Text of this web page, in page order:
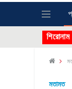
শিরোনাম
লিভার ভালো
মতামত